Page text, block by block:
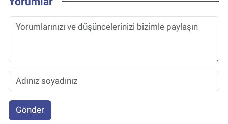
Gönder